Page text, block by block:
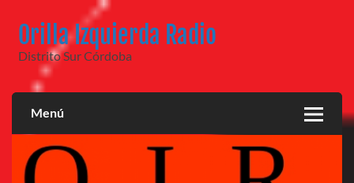
contenido
Orilla Izquierda Radio
Distrito Sur Córdoba
Menú